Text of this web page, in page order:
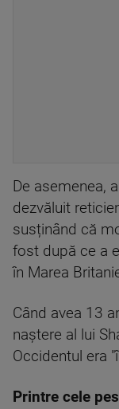
De asemenea,
dezvăluit
susținând că
fost după ce a
în Marea
Când avea 13
naștere al lui
Occidentul era
Printre cele